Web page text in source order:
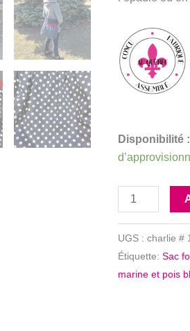
Disponibilité :
quantité
de
tout
UGS :charlie #
Étiquette:Sac
marine et pois